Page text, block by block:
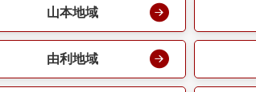
山本地域
由利地域